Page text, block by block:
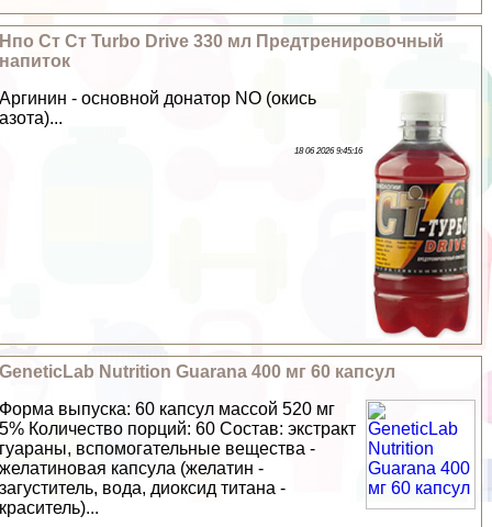
Нпо Ст Ст Turbo Drive 330 мл Предтренировочный
напиток
Аргинин - основной донатор NO (окись
азота)...
18 06 2026 9:45:16
GeneticLab Nutrition Guarana 400 мг 60 капсул
Форма выпуска: 60 капсул массой 520 мг
5% Количество порций: 60 Состав: экстpaкт
гуараны, вспомогательные вещества -
желатиновая капсула (желатин -
загуститель, вода, диоксид титана -
краситель)...